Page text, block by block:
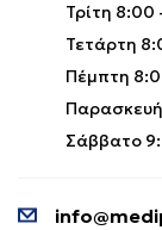
Τρίτη 8:00
Τετάρτη
Πέμπτη
Σάββατο